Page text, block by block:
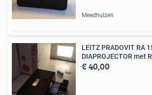
Meedhuizen
LEITZ PRADOVIT RA
DIAPROJECTOR met
€ 40,00